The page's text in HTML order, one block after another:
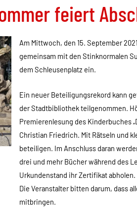
feiert
Am Mittwoch, den 15. September
gemeinsam mit den Stinknormalen
dem Schleusenplatz ein.
Ein neuer Beteiligungsrekord kann
der Stadtbibliothek teilgenommen.
Premierenlesung des Kinderbuches
Christian Friedrich. Mit Rätseln und
beteiligen. Im Anschluss daran
drei und mehr Bücher während des
Urkundenstand ihr Zertifikat
Die Veranstalter bitten darum, dass
mitbringen.